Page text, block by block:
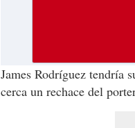
James Rodríguez tendría
cerca un rechace del